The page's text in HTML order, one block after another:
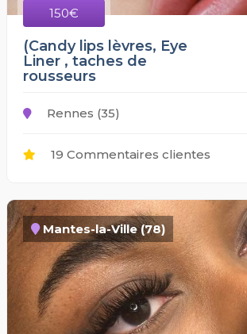
150€
(Candy lips lèvres, Eye
Liner , taches de
rousseurs
Rennes (35)
19 Commentaires clientes
Mantes-la-Ville (78)